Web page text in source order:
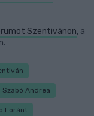
Szentivánon, a
Szabó Andrea
Lóránt